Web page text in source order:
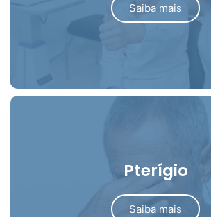
Saiba mais
Pterígio
Saiba mais